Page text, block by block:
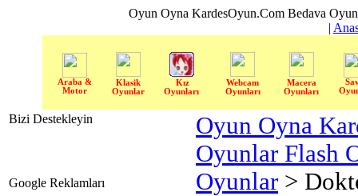
Oyun Oyna KardesOyun.Com Bedava
|
Araba &
Motor
Klasik
Oyunlar
Kız
Oyunları
Webcam
Oyunları
Macera
Oyunları
Bizi Destekleyin
Google Reklamları
Oyun Oyna
Oyunlar Flash
Oyunlar >